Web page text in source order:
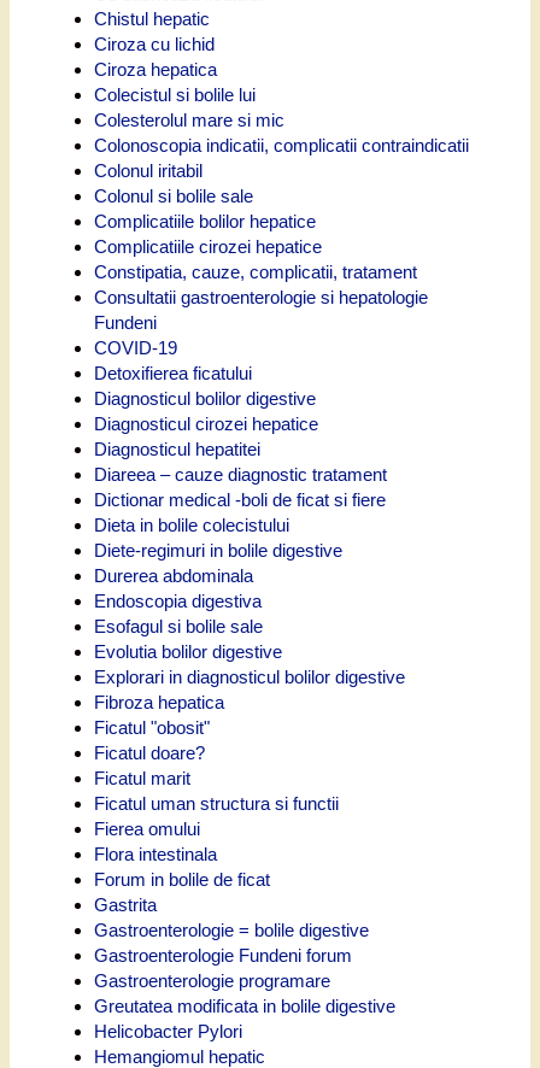
Chistul hepatic
Ciroza cu lichid
Ciroza hepatica
Colecistul si bolile lui
Colesterolul mare si mic
Colonoscopia indicatii, complicatii contraindicatii
Colonul iritabil
Colonul si bolile sale
Complicatiile bolilor hepatice
Complicatiile cirozei hepatice
Constipatia, cauze, complicatii, tratament
Consultatii gastroenterologie si hepatologie
Fundeni
COVID-19
Detoxifierea ficatului
Diagnosticul bolilor digestive
Diagnosticul cirozei hepatice
Diagnosticul hepatitei
Diareea – cauze diagnostic tratament
Dictionar medical -boli de ficat si fiere
Dieta in bolile colecistului
Diete-regimuri in bolile digestive
Durerea abdominala
Endoscopia digestiva
Esofagul si bolile sale
Evolutia bolilor digestive
Explorari in diagnosticul bolilor digestive
Fibroza hepatica
Ficatul "obosit"
Ficatul doare?
Ficatul marit
Ficatul uman structura si functii
Fierea omului
Flora intestinala
Forum in bolile de ficat
Gastrita
Gastroenterologie = bolile digestive
Gastroenterologie Fundeni forum
Gastroenterologie programare
Greutatea modificata in bolile digestive
Helicobacter Pylori
Hemangiomul hepatic